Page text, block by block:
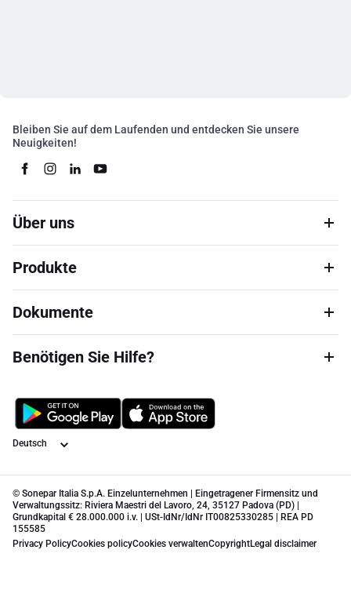
Bleiben Sie auf dem Laufenden und entdecken Sie unsere
Neuigkeiten!
Über uns
Produkte
Dokumente
Benötigen Sie Hilfe?
Sprache
© Sonepar Italia S.p.A. Einzelunternehmen | Eingetragener Firmensitz und
Verwaltungssitz: Riviera Maestri del Lavoro, 24, 35127 Padova (PD) |
Grundkapital € 28.000.000 i.v. | USt-IdNr/IdNr IT00825330285 | REA PD
155585
Privacy PolicyCookies policyCookies verwaltenCopyrightLegal disclaimer